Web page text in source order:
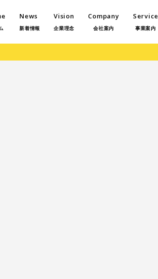
News
新着情報
Vision
企業理念
Company
会社案内
Service
事業案内